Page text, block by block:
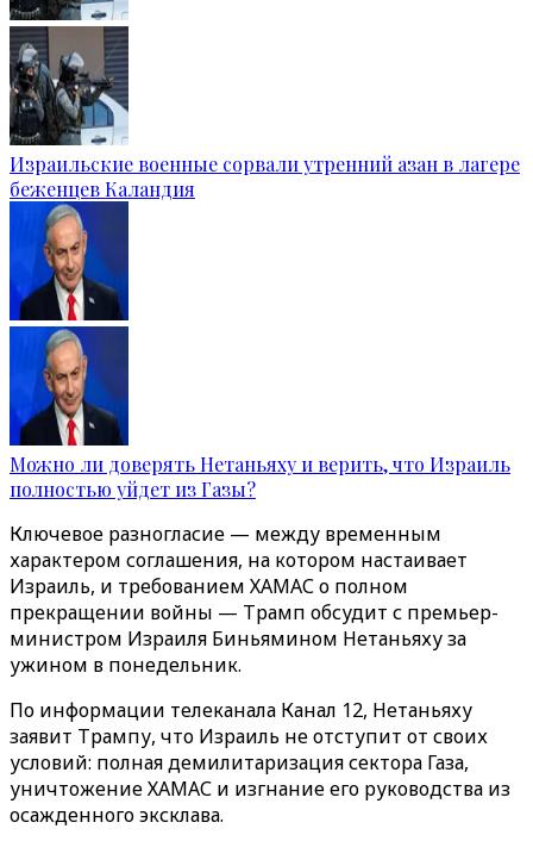
Израильские военные сорвали утренний азан в лагере
беженцев Каландия
Можно ли доверять Нетаньяху и верить, что Израиль
полностью уйдет из Газы?
Ключевое разногласие — между временным
характером соглашения, на котором настаивает
Израиль, и требованием ХАМАС о полном
прекращении войны — Трамп обсудит с премьер-
министром Израиля Биньямином Нетаньяху за
ужином в понедельник.
По информации телеканала Канал 12, Нетаньяху
заявит Трампу, что Израиль не отступит от своих
условий: полная демилитаризация сектора Газа,
уничтожение ХАМАС и изгнание его руководства из
осажденного эксклава.